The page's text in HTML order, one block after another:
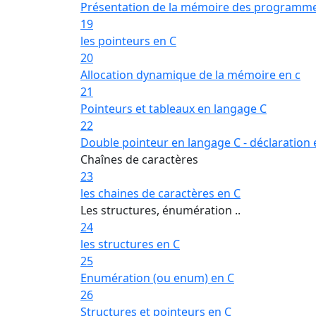
Présentation de la mémoire des
19
les pointeurs en C
20
Allocation dynamique de la mémoire en c
21
Pointeurs et tableaux en langage C
22
Double pointeur en langage C - déclaration
Chaînes de caractères
23
les chaines de caractères en C
Les structures, énumération ..
24
les structures en C
25
Enumération (ou enum) en C
26
Structures et pointeurs en C